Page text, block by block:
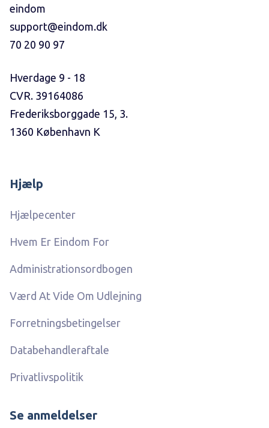
eindom
support@eindom.dk
70 20 90 97
Hverdage 9 - 18
CVR. 39164086
Frederiksborggade 15, 3.
1360 København K
Hjælp
Hjælpecenter
Hvem Er Eindom For
Administrationsordbogen
Værd At Vide Om Udlejning
Forretningsbetingelser
Databehandleraftale
Privatlivspolitik
Se anmeldelser